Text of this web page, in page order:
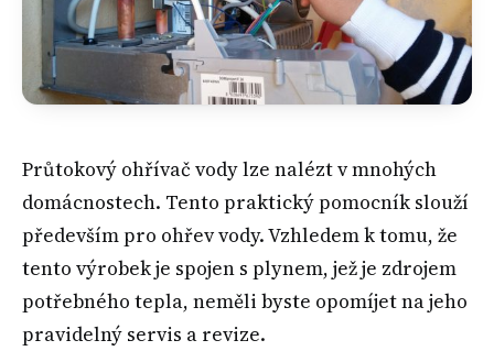
Průtokový ohřívač vody lze nalézt v mnohých
domácnostech. Tento praktický pomocník slouží
především pro ohřev vody. Vzhledem k tomu, že
tento výrobek je spojen s plynem, jež je zdrojem
potřebného tepla, neměli byste opomíjet na jeho
pravidelný servis a revize.